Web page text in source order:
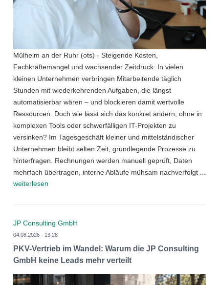
Mülheim an der Ruhr (ots) - Steigende Kosten,
Fachkräftemangel und wachsender Zeitdruck: In vielen
kleinen Unternehmen verbringen Mitarbeitende täglich
Stunden mit wiederkehrenden Aufgaben, die längst
automatisierbar wären – und blockieren damit wertvolle
Ressourcen. Doch wie lässt sich das konkret ändern, ohne in
komplexen Tools oder schwerfälligen IT-Projekten zu
versinken? Im Tagesgeschäft kleiner und mittelständischer
Unternehmen bleibt selten Zeit, grundlegende Prozesse zu
hinterfragen. Rechnungen werden manuell geprüft, Daten
mehrfach übertragen, interne Abläufe mühsam nachverfolgt ...
weiterlesen
JP Consulting GmbH
04.08.2026 - 13:28
PKV-Vertrieb im Wandel: Warum die JP Consulting
GmbH keine Leads mehr verteilt